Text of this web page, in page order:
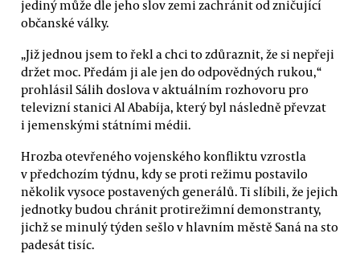
jediný může dle jeho slov zemi zachránit od zničující
občanské války.
„Již jednou jsem to řekl a chci to zdůraznit, že si nepřeji
držet moc. Předám ji ale jen do odpovědných rukou,“
prohlásil Sálih doslova v aktuálním rozhovoru pro
televizní stanici Al Ababíja, který byl následně převzat
i jemenskými státními médii.
Hrozba otevřeného vojenského konfliktu vzrostla
v předchozím týdnu, kdy se proti režimu postavilo
několik vysoce postavených generálů. Ti slíbili, že jejich
jednotky budou chránit protirežimní demonstranty,
jichž se minulý týden sešlo v hlavním městě Saná na sto
padesát tisíc.